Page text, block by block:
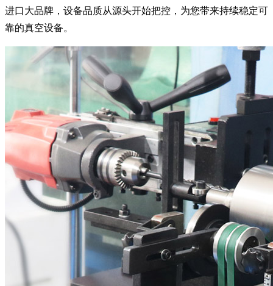
进口大品牌，设备品质从源头开始把控，为您带来持续稳定可
靠的真空设备。